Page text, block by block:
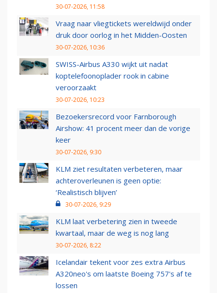
30-07-2026, 11:58
Vraag naar vliegtickets wereldwijd onder
druk door oorlog in het Midden-Oosten
30-07-2026, 10:36
SWISS-Airbus A330 wijkt uit nadat
koptelefoonoplader rook in cabine
veroorzaakt
30-07-2026, 10:23
Bezoekersrecord voor Farnborough
Airshow: 41 procent meer dan de vorige
keer
30-07-2026, 9:30
KLM ziet resultaten verbeteren, maar
achteroverleunen is geen optie:
‘Realistisch blijven’
30-07-2026, 9:29
KLM laat verbetering zien in tweede
kwartaal, maar de weg is nog lang
30-07-2026, 8:22
Icelandair tekent voor zes extra Airbus
A320neo's om laatste Boeing 757's af te
lossen